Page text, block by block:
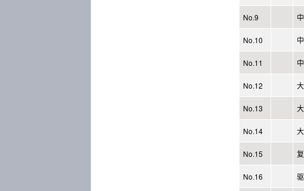
No.9
No.10
No.11
No.12
No.13
No.14
No.15
No.16